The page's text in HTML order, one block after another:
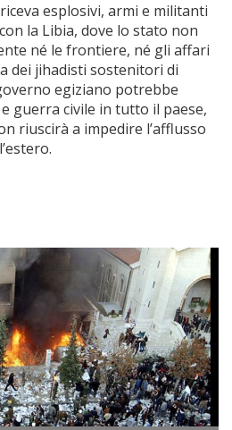
esplosivi, armi e militanti
la Libia, dove lo stato non
né le frontiere, né gli affari
dei jihadisti sostenitori di
egiziano potrebbe
guerra civile in tutto il paese,
riuscirà a impedire l’afflusso